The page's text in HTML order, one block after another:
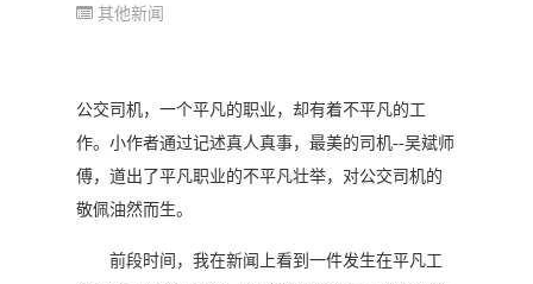
其他新闻
公交司机，一个平凡的职业，却有着不平凡的工
作。小作者通过记述真人真事，最美的司机--吴斌师
傅，道出了平凡职业的不平凡壮举，对公交司机的
敬佩油然而生。
前段时间，我在新闻上看到一件发生在平凡工